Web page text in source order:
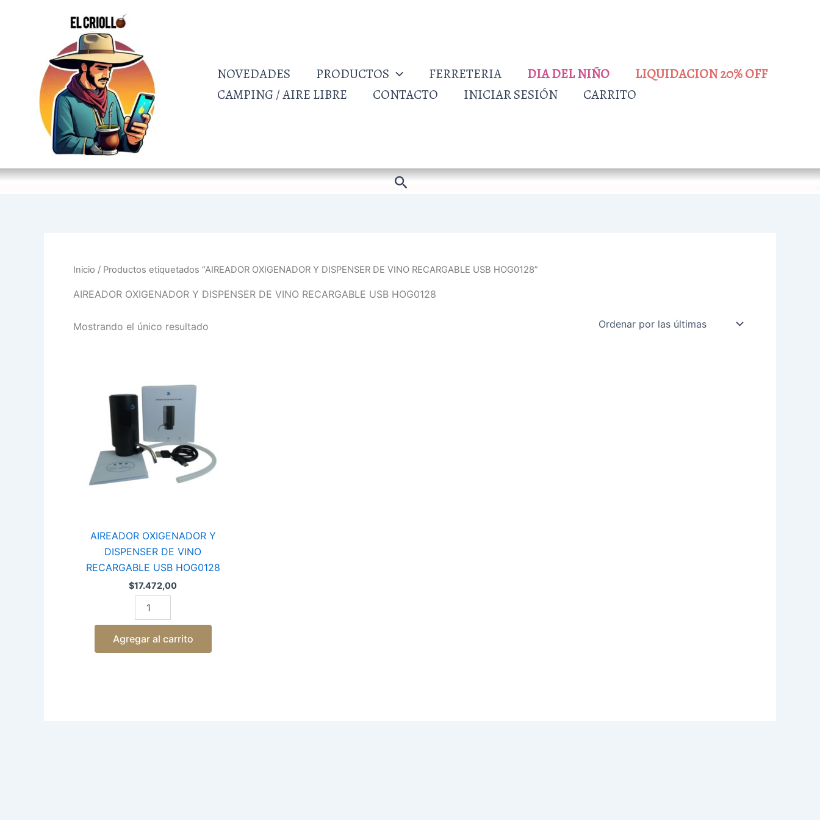
NOVEDADES PRODUCTOS FERRETERIA DIA DEL NIÑO
LIQUIDACION 20% OFF
CAMPING / AIRE LIBRE
CONTACTO INICIAR SESIÓN CARRITO
Buscar
Inicio / Productos etiquetados “AIREADOR OXIGENADOR Y DISPENSER DE VINO RECARGABLE USB HOG0128”
AIREADOR OXIGENADOR Y DISPENSER DE VINO RECARGABLE USB HOG0128
Mostrando el único resultado
AIREADOR OXIGENADOR Y
DISPENSER DE VINO
RECARGABLE USB HOG0128
$17.472,00
DISPENSER
DE
VINO
RECARGABLE
USB
HOG0128
cantidad
Agregar al carrito